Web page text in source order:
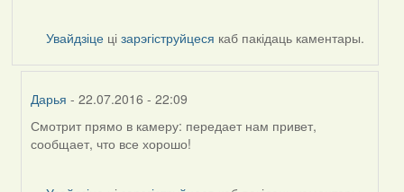
Увайдзіце цізарэгіструйцеся каб пакідаць каментары.
Дарья - 22.07.2016 - 22:09
In
reply
Смотрит прямо в камеру: передает нам привет,
сообщает, что все хорошо!